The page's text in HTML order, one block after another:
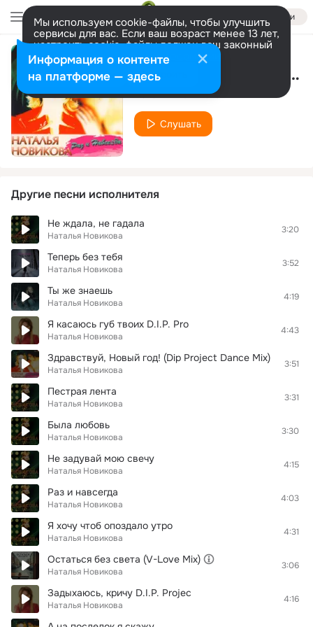
Войти
Мы используем cookie-файлы, чтобы улучшить
сервисы для вас. Если ваш возраст менее 13 лет,
настроить cookie-файлы должен ваш законный
представитель. Больше информации
Разрешить все Настроить Ты же знаешь, почему
Наталья Новикова
Слушать
Другие песни исполнителя
Не ждала, не гадала
Наталья Новикова
3:20
Теперь без тебя
Наталья Новикова
3:52
Ты же знаешь
Наталья Новикова
4:19
Я касаюсь губ твоих D.I.P. Pro
Наталья Новикова
4:43
Здравствуй, Новый год! (Dip Project Dance Mix)
Наталья Новикова
3:51
Пестрая лента
Наталья Новикова
3:31
Была любовь
Наталья Новикова
3:30
Не задувай мою свечу
Наталья Новикова
4:15
Раз и навсегда
Наталья Новикова
4:03
Я хочу чтоб опоздало утро
Наталья Новикова
4:31
Остаться без света (V-Love Mix)
Наталья Новикова
3:06
Задыхаюсь, кричу D.I.P. Projec
Наталья Новикова
4:16
Информация о контенте
на платформе — здесь